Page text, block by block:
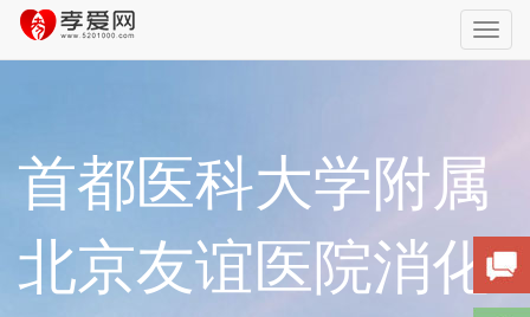
首都医科大学附属
北京友谊医院消化